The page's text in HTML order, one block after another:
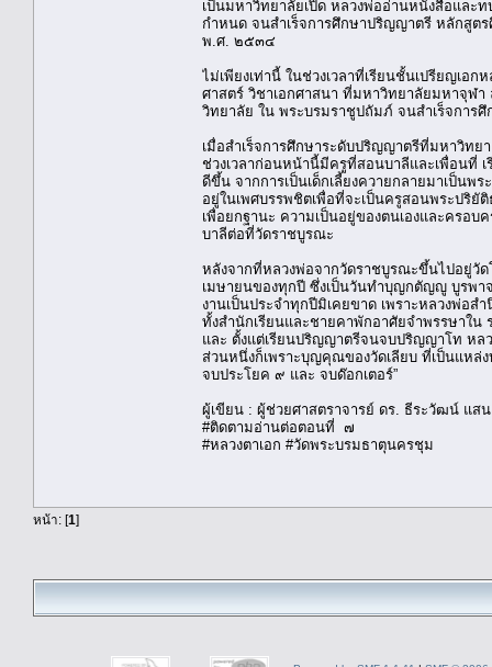
เป็นมหาวิทยาลัยเปิด หลวงพ่ออ่านหนังสือและ
กำหนด จนสำเร็จการศึกษาปริญญาตรี หลักสูต
พ.ศ. ๒๕๓๔
ไม่เพียงเท่านี้ ในช่วงเวลาที่เรียนชั้นเปรียญเ
ศาสตร์ วิชาเอกศาสนา ที่มหาวิทยาลัยมหาจุฬ
วิทยาลัย ใน พระบรมราชูปถัมภ์ จนสำเร็จการ
เมื่อสำเร็จการศึกษาระดับปริญญาตรีที่มหาวิท
ช่วงเวลาก่อนหน้านี้มีครูที่สอนบาลีและเพื่อนที่
ดีขึ้น จากการเป็นเด็กเลี้ยงควายกลายมาเป็น
อยู่ในเพศบรรพชิตเพื่อที่จะเป็นครูสอนพระปริยั
เพื่อยกฐานะ ความเป็นอยู่ของตนเองและครอ
บาลีต่อที่วัดราชบูรณะ
หลังจากที่หลวงพ่อจากวัดราชบูรณะขึ้นไปอยู่วั
เมษายนของทุกปี ซึ่งเป็นวันทำบุญกตัญญู บูรพาจ
งานเป็นประจำทุกปีมิเคยขาด เพราะหลวงพ่อ
ทั้งสำนักเรียนและชายคาพักอาศัยจำพรรษาใ
และ ตั้งแต่เรียนปริญญาตรีจนจบปริญญาโท หลว
ส่วนหนึ่งก็เพราะบุญคุณของวัดเลียบ ที่เป็นแหล่
จบประโยค ๙ และ จบด๊อกเตอร์”
ผู้เขียน : ผู้ช่วยศาสตราจารย์ ดร. ธีระวัฒน์ แส
#ติดตามอ่านต่อตอนที่ ๗
#หลวงตาเอก #วัดพระบรมธาตุนครชุม
หน้า: [1]